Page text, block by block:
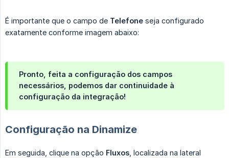
É importante que o campo de Telefone seja configurado
exatamente conforme imagem abaixo:
Pronto, feita a configuração dos campos
necessários, podemos dar continuidade à
configuração da integração!
Configuração na Dinamize
Em seguida, clique na opção Fluxos , localizada na lateral